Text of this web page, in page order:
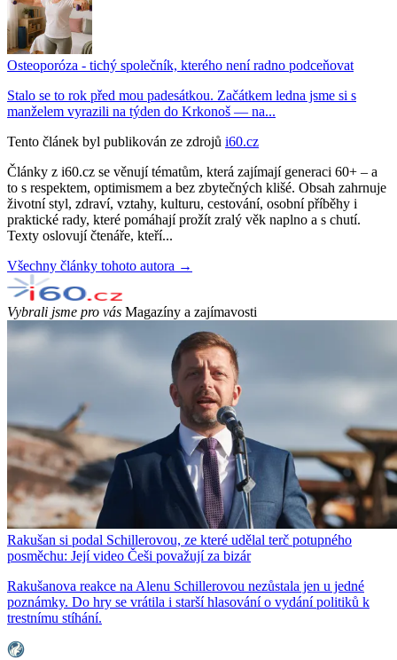
Osteoporóza - tichý společník, kterého není radno podceňovat
Stalo se to rok před mou padesátkou. Začátkem ledna jsme si s
manželem vyrazili na týden do Krkonoš — na...
Tento článek byl publikován ze zdrojů i60.cz
Články z i60.cz se věnují tématům, která zajímají generaci 60+ – a
to s respektem, optimismem a bez zbytečných klišé. Obsah zahrnuje
životní styl, zdraví, vztahy, kulturu, cestování, osobní příběhy i
praktické rady, které pomáhají prožít zralý věk naplno a s chutí.
Texty oslovují čtenáře, kteří...
Všechny články tohoto autora →
Vybrali jsme pro vás Magazíny a zajímavosti
Rakušan si podal Schillerovou, ze které udělal terč potupného
posměchu: Její video Češi považují za bizár
Rakušanova reakce na Alenu Schillerovou nezůstala jen u jedné
poznámky. Do hry se vrátila i starší hlasování o vydání politiků k
trestnímu stíhání.